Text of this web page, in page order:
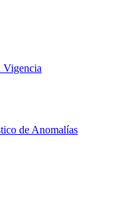
Vigencia
de Anomalías